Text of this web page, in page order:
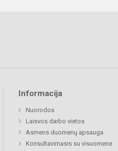
Informacija
Nuorodos
Laisvos darbo vietos
Asmens duomenų apsauga
Konsultavimasis su visuomene